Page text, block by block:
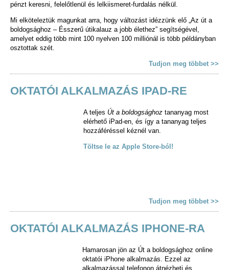
pénzt keresni, felelőtlenül és lelkiismeret-furdalás nélkül.
Mi elköteleztük magunkat arra, hogy változást idézzünk elő „Az út a
boldogsághoz – Ésszerű útikalauz a jobb élethez” segítségével,
amelyet eddig több mint 100 nyelven 100 milliónál is több példányban
osztottak szét.
Tudjon meg többet >>
OKTATÓI ALKALMAZÁS IPAD-RE
A teljes Út a boldogsághoz tananyag most
elérhető iPad-en, és így a tananyag teljes
hozzáféréssel kéznél van.
Töltse le az Apple Store-ból!
Tudjon meg többet >>
OKTATÓI ALKALMAZÁS IPHONE-RA
Hamarosan jön az Út a boldogsághoz online
oktatói iPhone alkalmazás. Ezzel az
alkalmazással telefonon átnézheti és